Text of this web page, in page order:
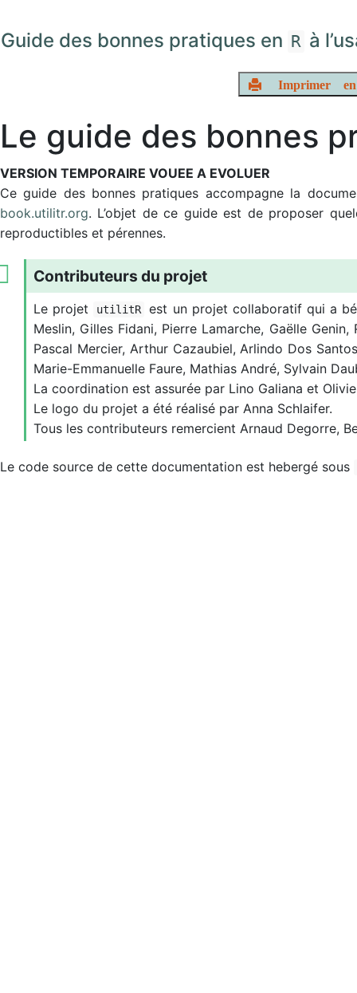
Skip to main content
Guide des bonnes pratiques en R à
Imprimer
Le guide des bonnes
VERSION TEMPORAIRE VOUEE A EVOLUER
Ce guide des bonnes pratiques accompagne la
book.utilitr.org. L’objet de ce guide est de proposer
reproductibles et pérennes.
Le projet utilitR
est un projet collaboratif qui a
Meslin, Gilles Fidani, Pierre Lamarche, Gaëlle
Pascal Mercier, Arthur Cazaubiel, Arlindo Dos
Marie-Emmanuelle Faure, Mathias André, Sylvain
La coordination est assurée par Lino Galiana et
Le logo du projet a été réalisé par Anna Schlaifer.
Tous les contributeurs remercient Arnaud Degorre,
Le code source de cette documentation est hebergé sous